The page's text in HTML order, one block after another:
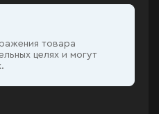
товара
целях и могут